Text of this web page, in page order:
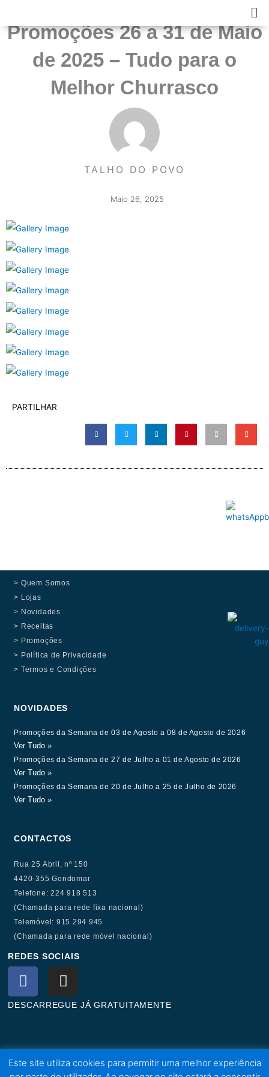
content
Promoções 26 a 31 de Maio
de 2025 – Tudo para o
Melhor Churrasco
TALHO DO POVO
Maio 26, 2025
PARTILHAR
> Quem Somos
> Lojas
> Novidades
> Receitas
> Promoções
> Política de Privacidade
> Termos e Condições
NOVIDADES
Promoções da Semana de 03 de Agosto a 08 de Agosto de 2026
Ver Tudo »
Promoções da Semana de 27 de Julho a 01 de Agosto de 2026
Ver Tudo »
Promoções da Semana de 20 de Julho a 25 de Julho de 2026
Ver Tudo »
CONTACTOS
Rua 25 Abril, nº 150
4420-355 Gondomar
Telefone: 224 918 513
(Chamada para rede fixa nacional)
Telemóvel: 915 294 945
(Chamada para rede móvel nacional)
REDES SOCIAIS
F
a
c
o
o
I
n
s
g
r
DESCARREGUE JÁ GRATUITAMENTE
Este site utiliza cookies para permitir uma melhor experiência